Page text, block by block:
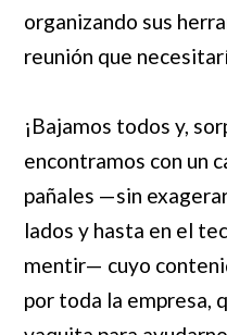
organizando sus
reunión que
¡Bajamos todos y,
encontramos con un
pañales —sin
lados y hasta en el
mentir— cuyo
por toda la empresa,